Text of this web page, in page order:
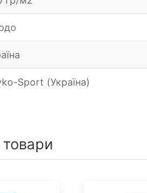
Sport (Україна)